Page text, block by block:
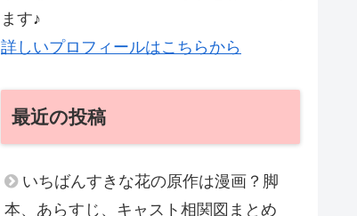
ます♪
詳しいプロフィールはこちらから
最近の投稿
いちばんすきな花の原作は漫画？脚
本、あらすじ、キャスト相関図まとめ